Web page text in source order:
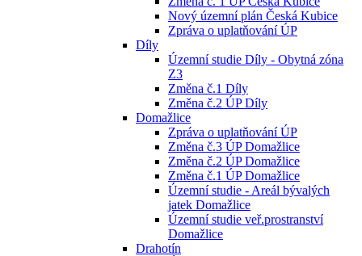
Nový územní plán Česká Kubice
Zpráva o uplatňování ÚP
Díly
Územní studie Díly - Obytná zóna
Z3
Změna č.1 Díly
Změna č.2 ÚP Díly
Domažlice
Zpráva o uplatňování ÚP
Změna č.3 ÚP Domažlice
Změna č.2 ÚP Domažlice
Změna č.1 ÚP Domažlice
Územní studie - Areál bývalých
jatek Domažlice
Územní studie veř.prostranství
Domažlice
Drahotín